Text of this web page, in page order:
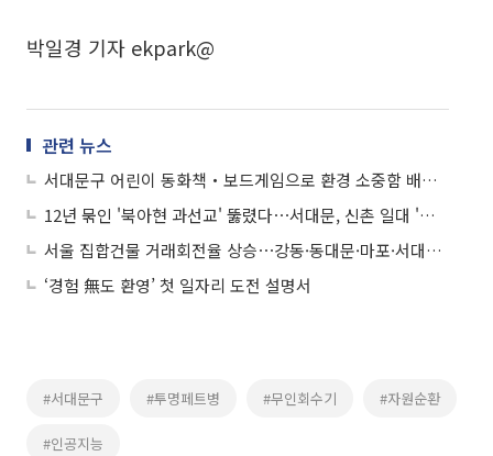
박일경 기자 ekpark@
관련 뉴스
서대문구 어린이 동화책‧보드게임으로 환경 소중함 배운다
12년 묶인 '북아현 과선교' 뚫렸다⋯서대문, 신촌 일대 '환골탈태' 예고
서울 집합건물 거래회전율 상승⋯강동·동대문·마포·서대문 3년 연속 평균 웃돌아
‘경험 無도 환영’ 첫 일자리 도전 설명서
#서대문구 #투명페트병 #무인회수기 #자원순환
#인공지능